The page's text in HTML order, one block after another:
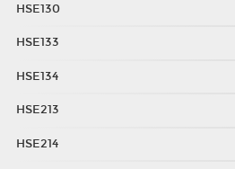
HSE130
HSE133
HSE134
HSE213
HSE214